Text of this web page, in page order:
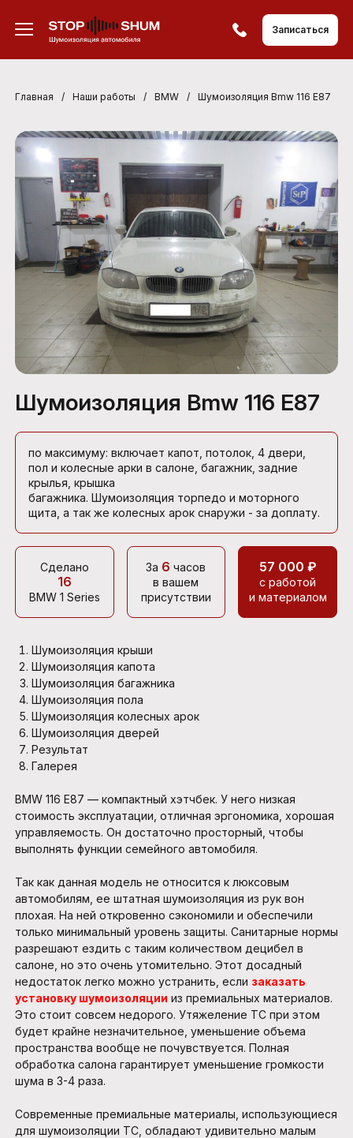
Записаться
Главная / Наши работы / BMW / Шумоизоляция Bmw 116 E87
Шумоизоляция Bmw 116 E87
по максимуму: включает капот, потолок, 4 двери,
пол и колесные арки в салоне, багажник, задние
крылья, крышка
багажника. Шумоизоляция торпедо и моторного
щита, а так же колесных арок снаружи - за доплату.
Сделано
16
BMW 1 Series
За 6 часов
в вашем
присутствии
57 000 ₽
с работой
и материалом
Шумоизоляция крыши
Шумоизоляция капота
Шумоизоляция багажника
Шумоизоляция пола
Шумоизоляция колесных арок
Шумоизоляция дверей
Результат
Галерея
BMW 116 E87 — компактный хэтчбек. У него низкая
стоимость эксплуатации, отличная эргономика, хорошая
управляемость. Он достаточно просторный, чтобы
выполнять функции семейного автомобиля.
Так как данная модель не относится к люксовым
автомобилям, ее штатная шумоизоляция из рук вон
плохая. На ней откровенно сэкономили и обеспечили
только минимальный уровень защиты. Санитарные нормы
разрешают ездить с таким количеством децибел в
салоне, но это очень утомительно. Этот досадный
недостаток легко можно устранить, если заказать
установку шумоизоляции из премиальных материалов.
Это стоит совсем недорого. Утяжеление ТС при этом
будет крайне незначительное, уменьшение объема
пространства вообще не почувствуется. Полная
обработка салона гарантирует уменьшение громкости
шума в 3-4 раза.
Современные премиальные материалы, использующиеся
для шумоизоляции ТС, обладают удивительно малым